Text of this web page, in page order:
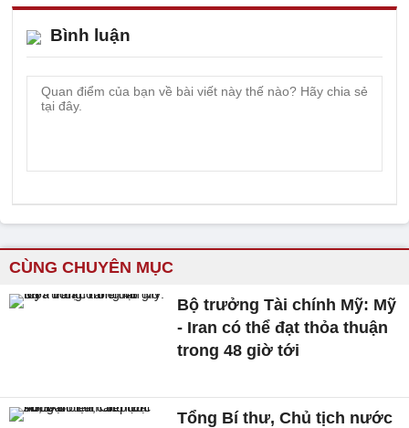
Bình luận
CÙNG CHUYÊN MỤC
Bộ trưởng Tài chính Mỹ: Mỹ
- Iran có thể đạt thỏa thuận
trong 48 giờ tới
Tổng Bí thư, Chủ tịch nước